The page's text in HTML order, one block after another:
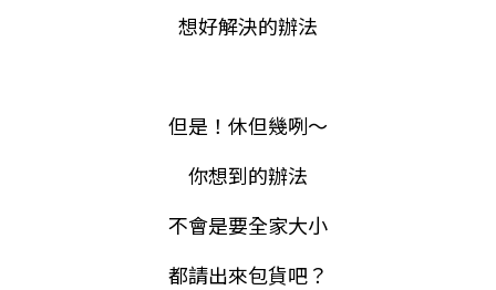
想好解決的辦法
但是！休但幾咧～
你想到的辦法
不會是要全家大小
都請出來包貨吧？